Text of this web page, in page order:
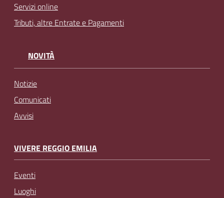
Servizi online
Tributi, altre Entrate e Pagamenti
NOVITÀ
Notizie
Comunicati
Avvisi
VIVERE REGGIO EMILIA
Eventi
Luoghi